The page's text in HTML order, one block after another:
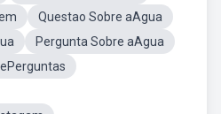
Questao Sobre aAgua
Pergunta Sobre aAgua